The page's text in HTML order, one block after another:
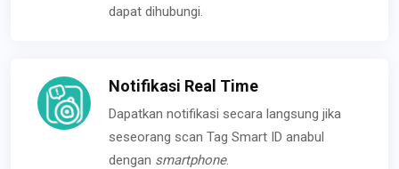
dapat dihubungi.
Notifikasi Real Time
Dapatkan notifikasi secara langsung jika
seseorang scan Tag Smart ID anabul
dengan smartphone.